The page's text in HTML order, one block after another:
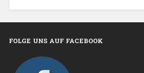
FOLGE UNS AUF FACEBOOK